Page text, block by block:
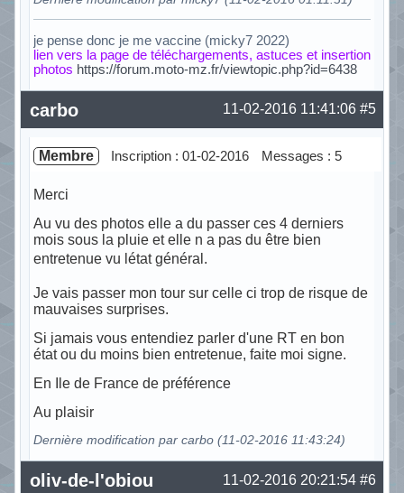
je pense donc je me vaccine (micky7 2022)
lien vers la page de téléchargements, astuces et insertion
photos https://forum.moto-mz.fr/viewtopic.php?id=6438
Hors ligne #5
11-02-2016 11:41:06
carbo
Membre Inscription : 01-02-2016 Messages : 5
Merci
Au vu des photos elle a du passer ces 4 derniers
mois sous la pluie et elle n a pas du être bien
entretenue vu létat général.
Je vais passer mon tour sur celle ci trop de risque de
mauvaises surprises.
Si jamais vous entendiez parler d'une RT en bon
état ou du moins bien entretenue, faite moi signe.
En Ile de France de préférence
Au plaisir
Dernière modification par carbo (11-02-2016 11:43:24)
Hors ligne #6
11-02-2016 20:21:54
oliv-de-l'obiou